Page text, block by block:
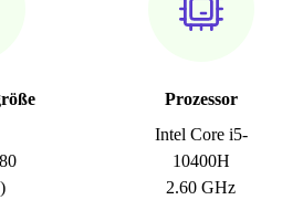
Prozessor
Intel Core i5-
10400H
2.60 GHz